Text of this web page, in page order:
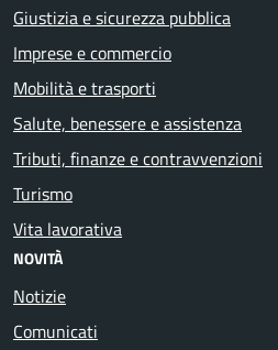
Giustizia e sicurezza pubblica
Imprese e commercio
Mobilità e trasporti
Salute, benessere e assistenza
Tributi, finanze e contravvenzioni
Turismo
Vita lavorativa
NOVITÀ
Notizie
Comunicati